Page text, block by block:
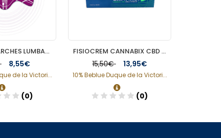
FISIOPRIM PARCHES LUMBARES 3 PARCHES
8,55€
de la Victori...
(0)
FISIOCREM CANNABIX CBD CREMA 60 ML
15,50€ 13,95€
10% Beblue Duque de la Victori...
(0)